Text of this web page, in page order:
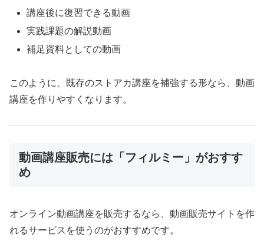
講座後に復習できる動画
実践課題の解説動画
補足資料としての動画
このように、既存のストアカ講座を補強する形なら、動画
講座を作りやすくなります。
動画講座販売には「フィルミー」がおすす
め
オンライン動画講座を販売するなら、動画販売サイトを作
れるサービスを使うのがおすすめです。